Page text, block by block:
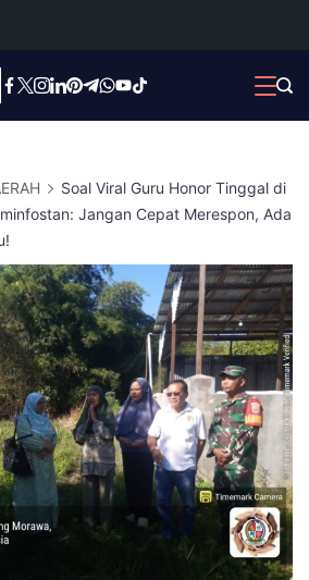
Soal Viral Guru Honor Tinggal di
Jangan Cepat Merespon, Ada